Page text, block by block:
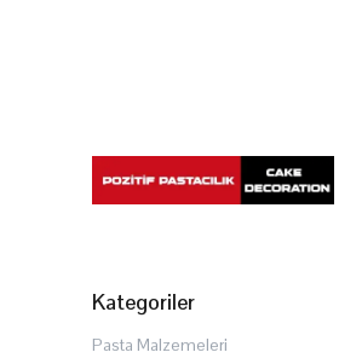
Kategoriler
Pasta Malzemeleri